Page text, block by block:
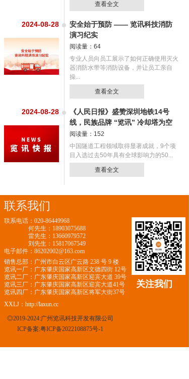
查看全文
2024-08-28
安全始于预防 —— 览讯科技消防
演习纪实
阅读量：64
专业人员向员工展示了如何正确使用灭火
器消防水带等消防设备，并让员工亲自
操...
查看全文
2024-08-28
《人民日报》盛赞深圳地铁14号
线，民族品牌 “览讯” 冷却塔为空
调系统高...
阅读量：152
中国隧道工程领域取得显著成就，9个项
目入选过去50年具有全球影响力的50...
查看全文
联系我们
◎2019-2024:广州览讯科技开发有限公司
ICP备案:粤ICP备2022108875号-1
关注我们
销售总部：广州市白云区广云路 238 号 9 楼
览讯一厂：广东肇庆国家高新区文德四街 12号
览讯二厂：广东肇庆国家高新区迎宾大道 39号
览讯三厂：广东肇庆国家高新区迎宾大道41号
览讯四厂：广东肇庆国家高新区将军大街37号
联系电话：020-86449968
何先生：18903075688
雷先生：13660979572
刘先生：15817067549
电子邮件：86202002@163.com
XXLJ：http://laxun.cc